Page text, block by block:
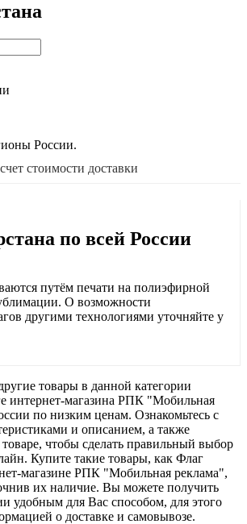
России.
стоимости доставки
по всей России
путём печати на полиэфирной
О возможности
другими технологиями уточняйте у
товары в данной категории
интернет-магазина РПК "Мобильная
по низким ценам. Ознакомьтесь с
и описанием, а также
чтобы сделать правильный выбор
Купите такие товары, как Флаг
магазине РПК "Мобильная реклама",
их наличие. Вы можете получить
удобным для Вас способом, для этого
о доставке и самовывозе.